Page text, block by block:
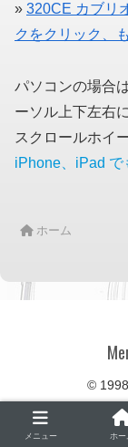
» 320CE カブリ
クをクリック、
パソコンの場合
ーソル上下左右
スクロールホイ
iPhone、iPad で
ホーム
©
メニュー ホー